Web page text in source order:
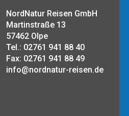
NordNatur Reisen GmbH
Martinstraße 13
57462 Olpe
Tel.: 02761 941 88 40
Fax: 02761 941 88 49
info@nordnatur-reisen.de